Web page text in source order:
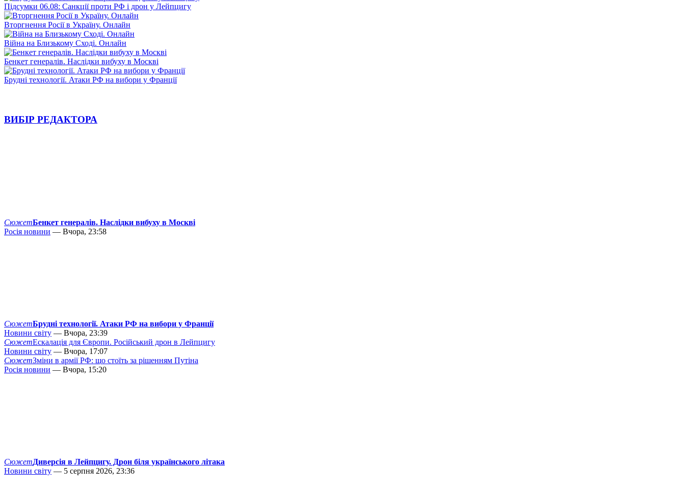
Підсумки 06.08: Санкції проти РФ і дрон у Лейпцигу
Вторгнення Росії в Україну. Онлайн
Війна на Близькому Сході. Онлайн
Бенкет генералів. Наслідки вибуху в Москві
Брудні технології. Атаки РФ на вибори у Франції
ВИБІР РЕДАКТОРА
СюжетБенкет генералів. Наслідки вибуху в Москві
Росія новини — Вчора, 23:58
СюжетБрудні технології. Атаки РФ на вибори у Франції
Новини світу — Вчора, 23:39
СюжетЕскалація для Європи. Російський дрон в Лейпцигу
Новини світу — Вчора, 17:07
СюжетЗміни в армії РФ: що стоїть за рішенням Путіна
Росія новини — Вчора, 15:20
СюжетДиверсія в Лейпцигу. Дрон біля українського літака
Новини світу — 5 серпня 2026, 23:36